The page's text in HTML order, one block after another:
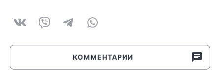
КОММЕНТАРИИ